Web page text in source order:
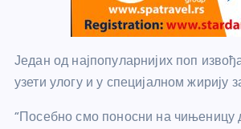
Један од најпопуларнијих поп
узети улогу и у специјалном жирију
“Посебно смо поносни на чињеницу